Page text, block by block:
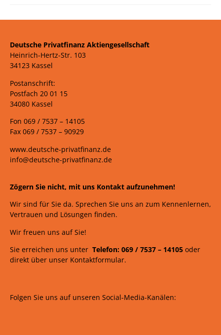
Deutsche Privatfinanz Aktiengesellschaft
Heinrich-Hertz-Str. 103
34123 Kassel
Postanschrift:
Postfach 20 01 15
34080 Kassel
Fon 069 / 7537 – 14105
Fax 069 / 7537 – 90929
www.deutsche-privatfinanz.de
info@deutsche-privatfinanz.de
Zögern Sie nicht, mit uns Kontakt aufzunehmen!
Wir sind für Sie da. Sprechen Sie uns an zum Kennenlernen,
Vertrauen und Lösungen finden.
Wir freuen uns auf Sie!
Sie erreichen uns unter Telefon: 069 / 7537 – 14105 oder
direkt über unser Kontaktformular.
Folgen Sie uns auf unseren Social-Media-Kanälen: